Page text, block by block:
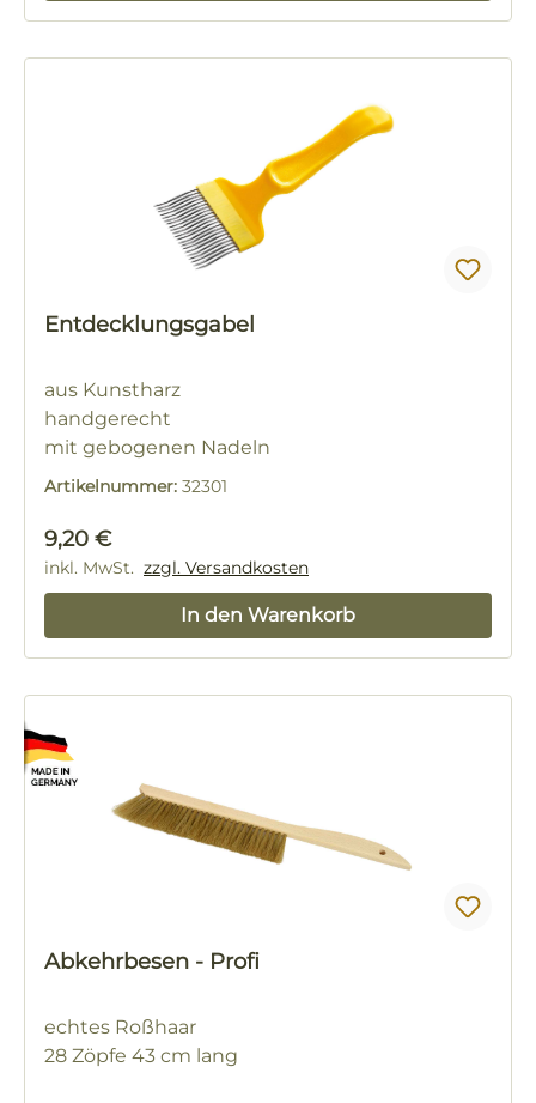
Entdecklungsgabel
aus Kunstharz
handgerecht
mit gebogenen Nadeln
Artikelnummer: 32301
Regulärer Preis:
9,20 €
inkl. MwSt. zzgl. Versandkosten
In den Warenkorb
Abkehrbesen - Profi
echtes Roßhaar
28 Zöpfe 43 cm lang